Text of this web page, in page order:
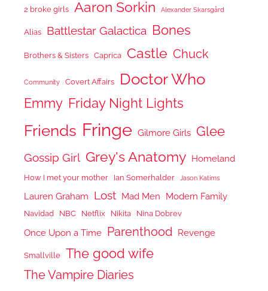
2 broke girls Aaron Sorkin Alexander Skarsgård
Alias Battlestar Galactica Bones
Brothers & Sisters Caprica Castle Chuck
Community Covert Affairs Doctor Who
Emmy Friday Night Lights
Friends Fringe Gilmore Girls Glee
Gossip Girl Grey's Anatomy Homeland
How I met your mother Ian Somerhalder Jason Katims
Lauren Graham Lost Mad Men Modern Family
Navidad NBC Netflix Nikita Nina Dobrev
Once Upon a Time Parenthood Revenge
Smallville The good wife
The Vampire Diaries